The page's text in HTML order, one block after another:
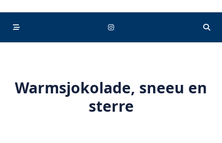
Warmsjokolade, sneeu en
sterre